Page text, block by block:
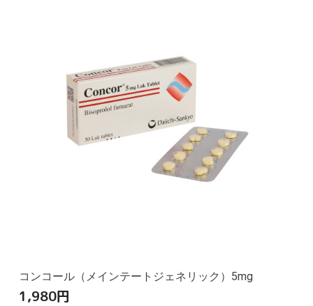
コンコール（メインテートジェネリック）5mg
1,980円